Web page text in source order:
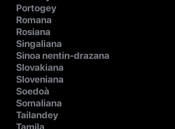
Portogey
Romana
Rosiana
Singaliana
Sinoa nentin-drazana
Slovakiana
Sloveniana
Soedoà
Somaliana
Tailandey